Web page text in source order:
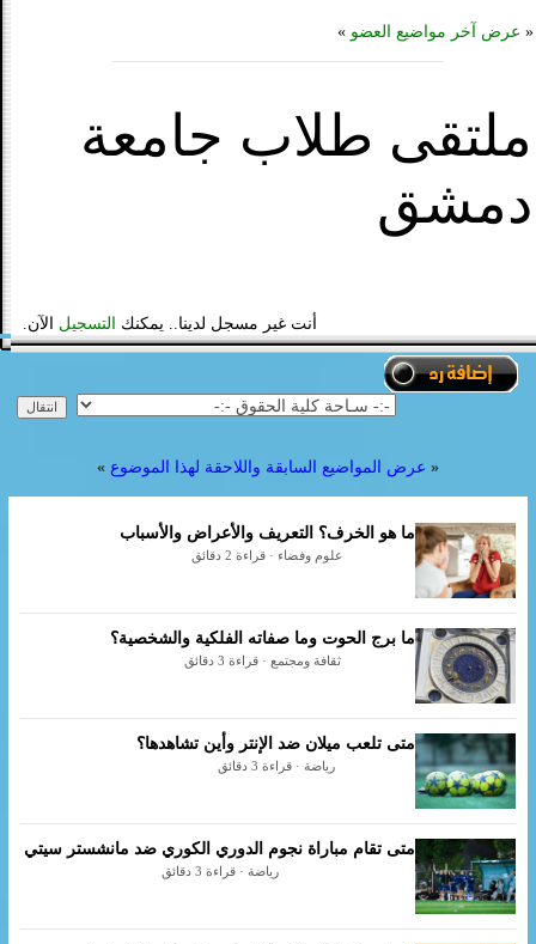
« عرض آخر مواضيع العضو »
ملتقى طلاب جامعة
دمشق
أنت غير مسجل لدينا.. يمكنك التسجيل الآن.
« عرض المواضيع السابقة واللاحقة لهذا الموضوع »
ما هو الخرف؟ التعريف والأعراض والأسباب
علوم وفضاء · قراءة 2 دقائق
ما برج الحوت وما صفاته الفلكية والشخصية؟
ثقافة ومجتمع · قراءة 3 دقائق
متى تلعب ميلان ضد الإنتر وأين تشاهدها؟
رياضة · قراءة 3 دقائق
متى تقام مباراة نجوم الدوري الكوري ضد مانشستر سيتي
رياضة · قراءة 3 دقائق